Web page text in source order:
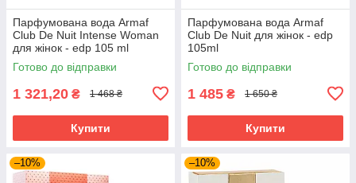
Парфумована вода Armaf
Club De Nuit Intense Woman
для жінок - edp 105 ml
Готово до відправки
1 321,20 ₴ 1 468 ₴
Купити
Парфумована вода Armaf
Club De Nuit для жінок - edp
105ml
Готово до відправки
1 485 ₴ 1 650 ₴
Купити
–10% –10%